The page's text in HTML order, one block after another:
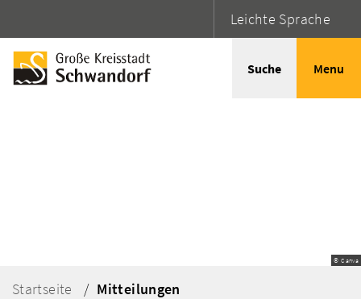
Leichte Sprache
Suche Menu
© Canva
Startseite Mitteilungen